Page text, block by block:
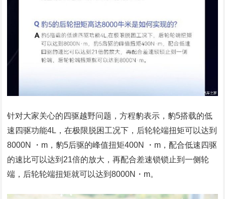
针对大家关心的四驱越野问题，方程豹表示，豹5搭载的低
速四驱功能4L，在极限脱困工况下，后轮轮端扭矩可以达到
8000N ・m，豹5后驱的峰值扭矩400N ・m，配合低速四驱
的速比可以达到21倍的放大，再配合差速锁锁止到一侧轮
端，后轮轮端扭矩就可以达到8000N・m。